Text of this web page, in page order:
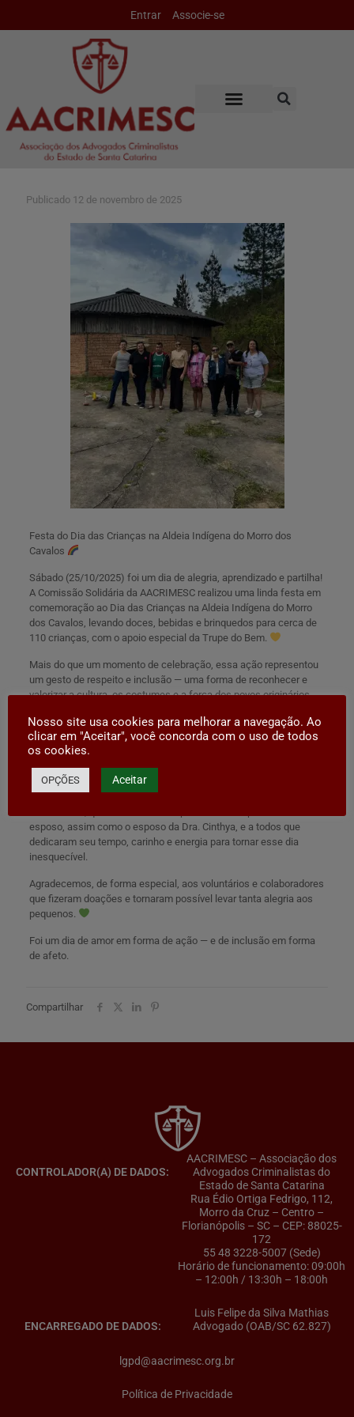
Entrar Associe-se
Publicado 12 de novembro de 2025
Festa do Dia das Crianças na Aldeia Indígena do Morro dos
Cavalos
Sábado (25/10/2025) foi um dia de alegria, aprendizado e partilha!
A Comissão Solidária da AACRIMESC realizou uma linda festa em
comemoração ao Dia das Crianças na Aldeia Indígena do Morro
dos Cavalos, levando doces, bebidas e brinquedos para cerca de
110 crianças, com o apoio especial da Trupe do Bem.
Mais do que um momento de celebração, essa ação representou
um gesto de respeito e inclusão — uma forma de reconhecer e
valorizar a cultura, os costumes e a força dos povos originários,
também a oportunidade de sentar com o Cacique e aprender um
pouco sobre suas tradições e sabedoria, um verdadeiro presente
para todos nós.
Nossa profunda gratidão à presidente da Comissão Solidária, Dra.
Renata, à vice-presidente Dra. Cinthya, à presidente da
esposo, assim como o esposo da Dra. Cinthya, e a todos que
dedicaram seu tempo, carinho e energia para tornar esse dia
inesquecível.
Agradecemos, de forma especial, aos voluntários e colaboradores
que fizeram doações e tornaram possível levar tanta alegria aos
pequenos.
Foi um dia de amor em forma de ação — e de inclusão em forma
de afeto.
Compartilhar
CONTROLADOR(A) DE DADOS:
AACRIMESC – Associação dos
Advogados Criminalistas do
Estado de Santa Catarina
Rua Édio Ortiga Fedrigo, 112,
Morro da Cruz – Centro –
Florianópolis – SC – CEP: 88025-
172
55 48 3228-5007 (Sede)
Horário de funcionamento: 09:00h
– 12:00h / 13:30h – 18:00h
ENCARREGADO DE DADOS:
Luis Felipe da Silva Mathias
Advogado (OAB/SC 62.827)
lgpd@aacrimesc.org.br
Política de Privacidade
Nosso site usa cookies para melhorar a navegação. Ao
clicar em "Aceitar", você concorda com o uso de todos
os cookies.
OPÇÕES Aceitar